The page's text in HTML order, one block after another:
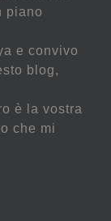
piano
e convivo
blog,
è la vostra
che mi